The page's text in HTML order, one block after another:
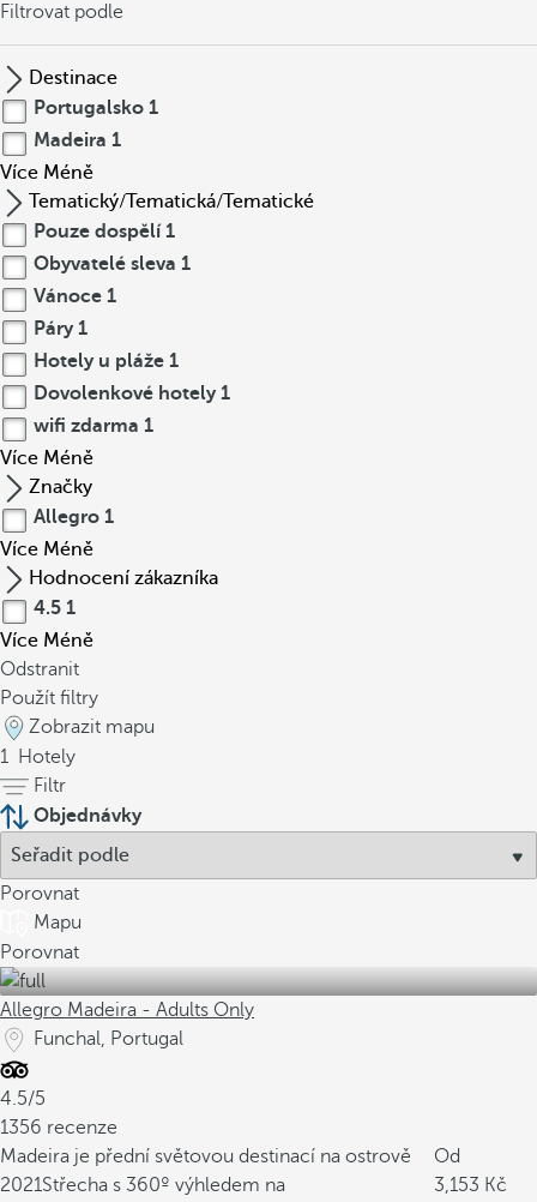
Filtrovat podle
Destinace
Portugalsko 1
Madeira 1
Více Méně
Tematický/Tematická/Tematické
Pouze dospělí1
Obyvatelé sleva 1
Vánoce 1
Páry 1
Hotely u pláže 1
Dovolenkové hotely 1
wifi zdarma 1
Více Méně
Značky
Allegro 1
Více Méně
Hodnocení zákazníka
4.5 1
Více Méně
Odstranit
Použít filtry
Zobrazit mapu
1 Hotely
Filtr
Objednávky
Porovnat
Mapu
Porovnat
Allegro Madeira - Adults Only
Funchal, Portugal
4.5/5
1356 recenze
Madeira je přední světovou destinací na ostrově
2021Střecha s 360º výhledem na
Od
3,153